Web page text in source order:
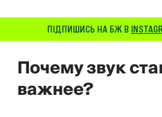
ПІДПИШИСЬ НА БЖ В
Почему звук
важнее?